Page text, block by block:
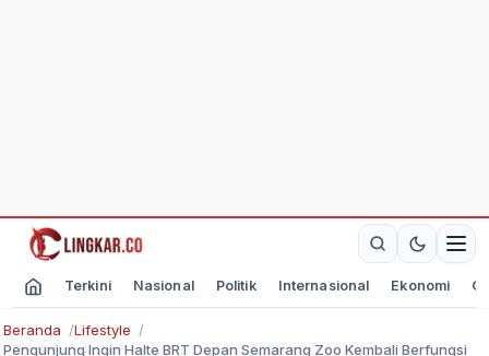
Terkini Nasional Politik Internasional Ekonomi
Beranda
Lifestyle
Pengunjung Ingin Halte BRT Depan Semarang Zoo Kembali Berfungsi